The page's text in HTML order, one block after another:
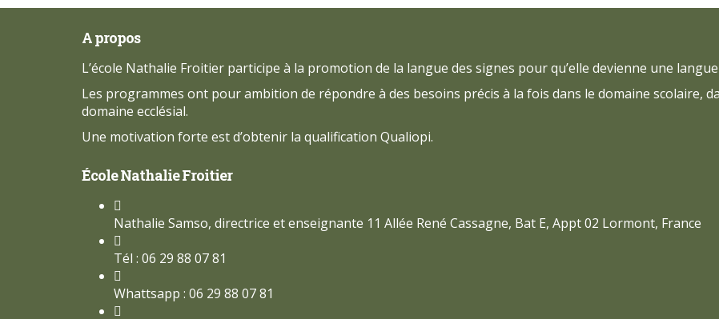
A propos
L’école Nathalie Froitier participe à la promotion de la langue des signes pour qu’elle devienne une
Les programmes ont pour ambition de répondre à des besoins précis à la fois dans le domaine scolaire,
domaine ecclésial.
Une motivation forte est d’obtenir la qualification Qualiopi.
École Nathalie Froitier
Nathalie Samso, directrice et enseignante 11 Allée René Cassagne, Bat E, Appt 02 Lormont, France
Tél : 06 29 88 07 81
Whattsapp : 06 29 88 07 81